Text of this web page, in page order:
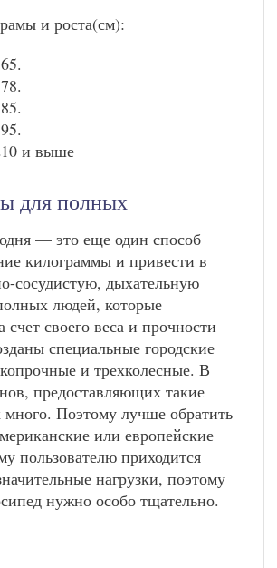
и роста(см):
и выше
для полных
— это еще один способ
килограммы и привести в
сосудистую, дыхательную
людей, которые
своего веса и прочности
специальные городские
и трехколесные. В
предоставляющих такие
много. Поэтому лучше обратить
или европейские
пользователю приходится
нагрузки, поэтому
нужно особо тщательно.